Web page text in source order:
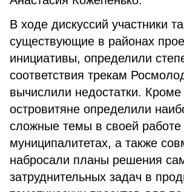
В ходе дискуссий участники
существующие в районах
инициативы, определили
соответствия трекам
вычислили недостатки. Кроме
островитяне определили
сложные темы в своей работе
муниципалитетах, а также
набросали планы решения
затруднительных задач в